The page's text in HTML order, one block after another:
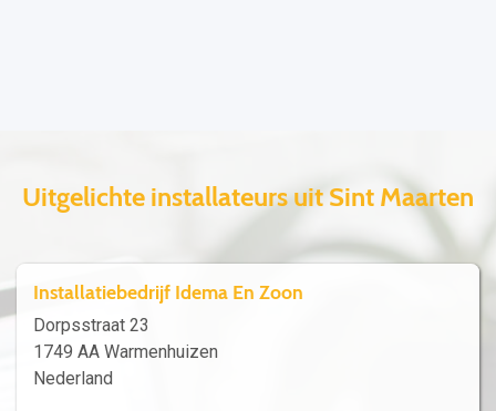
Uitgelichte installateurs uit Sint Maarten
Installatiebedrijf Idema En Zoon
Dorpsstraat 23
1749 AA Warmenhuizen
Nederland